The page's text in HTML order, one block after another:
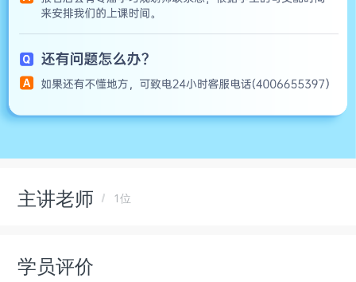
主讲老师 1位
学员评价